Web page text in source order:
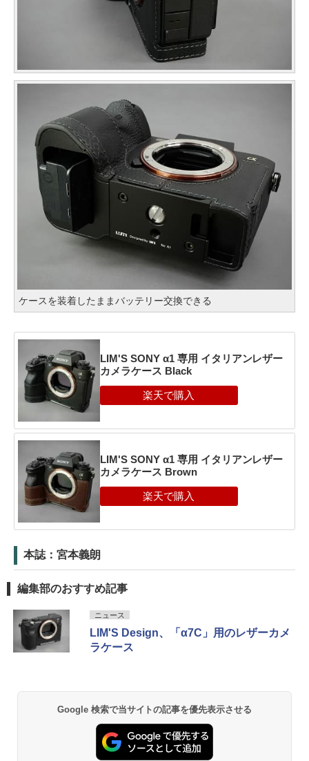
ケースを装着したままバッテリー交換できる
LIM'S SONY α1 専用 イタリアンレザー
カメラケース Black
LIM'S SONY α1 専用 イタリアンレザー
カメラケース Brown
本誌：宮本義朗
編集部のおすすめ記事
ニュース
LIM'S Design、「α7C」用のレザーカメ
ラケース
Google 検索で当サイトの記事を優先表示させる